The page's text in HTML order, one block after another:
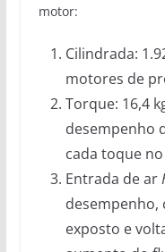
motor:
Cilindrada:
motores de
Torque: 16,4
desempenho
cada toque
Entrada de ar
exposto e